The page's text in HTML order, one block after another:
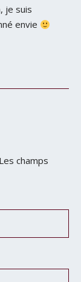
je suis
envie
Les champs